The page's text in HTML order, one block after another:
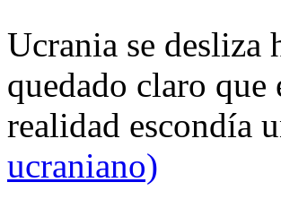
Ucrania se desliza
quedado claro
realidad escondía
ucraniano)